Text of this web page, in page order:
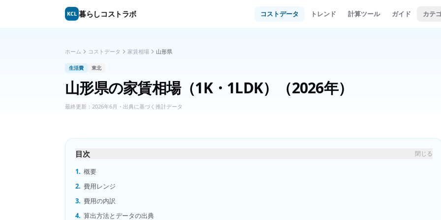
KCL 暮らしコストラボ コストデータ トレンド 計算ツール ガイド カテ
ホーム コストデータ 家賃相場 山形県
生活費 東北
山形県の家賃相場（1K・1LDK） （2026年）
最終更新： 2026年6月 ・出典に基づく推計データ
目次 閉じる
1. 概要
2. 費用レンジ
3. 費用の内訳
4. 算出方法とデータの出典